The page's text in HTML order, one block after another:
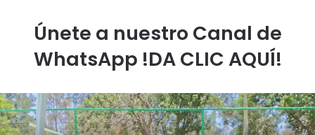
Únete a nuestro Canal de
WhatsApp !DA CLIC AQUÍ!